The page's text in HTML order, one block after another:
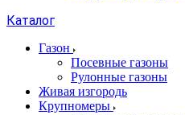
Каталог
Газон
Посевные газоны
Рулонные газоны
Живая изгородь
Крупномеры